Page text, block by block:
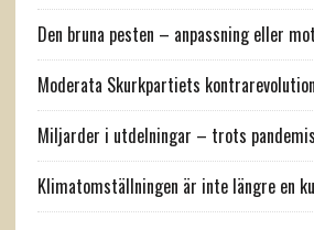
Den bruna pesten – anpassning eller
Moderata Skurkpartiets kontrarevolution
Miljarder i utdelningar – trots
Klimatomställningen är inte längre en